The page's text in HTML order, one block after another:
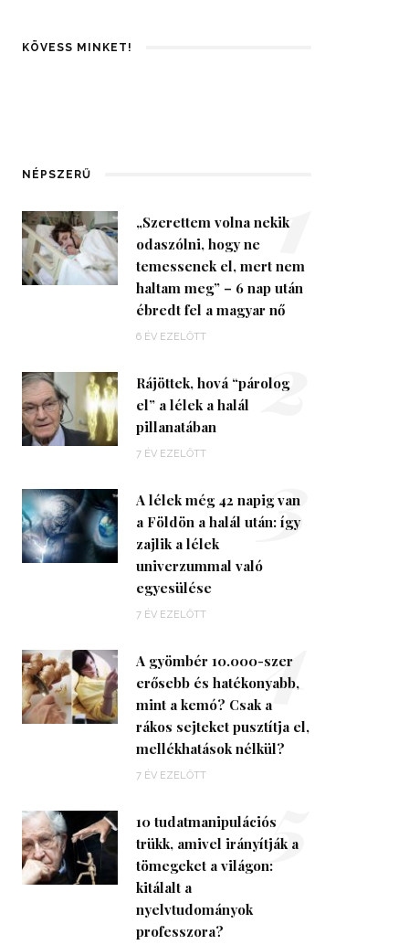
KÖVESS MINKET!
NÉPSZERŰ
„Szerettem volna nekik
odaszólni, hogy ne
temessenek el, mert nem
haltam meg” – 6 nap után
ébredt fel a magyar nő
6 ÉV EZELŐTT
1
Rájöttek, hová “párolog
el” a lélek a halál
pillanatában
7 ÉV EZELŐTT
2
A lélek még 42 napig van
a Földön a halál után: így
zajlik a lélek
univerzummal való
egyesülése
7 ÉV EZELŐTT
3
A gyömbér 10.000-szer
erősebb és hatékonyabb,
mint a kemó? Csak a
rákos sejteket pusztítja el,
mellékhatások nélkül?
7 ÉV EZELŐTT
4
10 tudatmanipulációs
trükk, amivel irányítják a
tömegeket a világon:
kitálalt a
nyelvtudományok
professzora?
5